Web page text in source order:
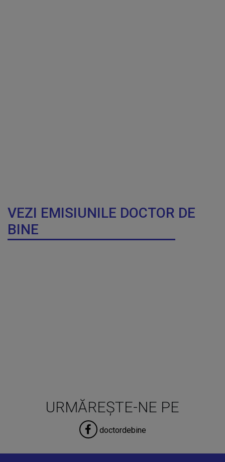
VEZI EMISIUNILE DOCTOR DE
BINE
URMĂREȘTE-NE PE
doctordebine